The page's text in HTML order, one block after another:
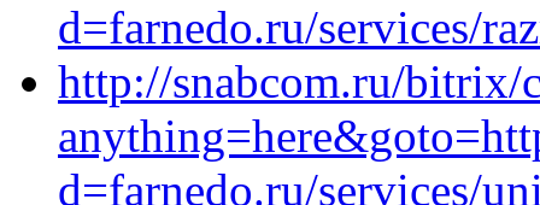
d=farnedo.ru/services/
http://snabcom.ru/bitrix/
d=farnedo.ru/services/